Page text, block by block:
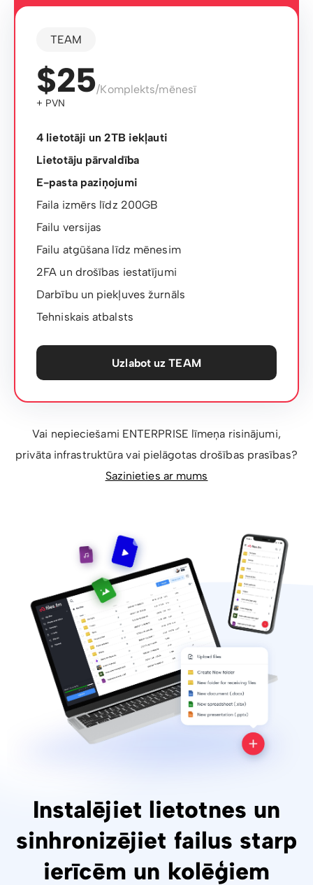
TEAM
$25/Komplekts/mēnesī
+ PVN
4 lietotāji un 2TB iekļauti
Lietotāju pārvaldība
E-pasta paziņojumi
Faila izmērs līdz 200GB
Failu versijas
Failu atgūšana līdz mēnesim
2FA un drošības iestatījumi
Darbību un piekļuves žurnāls
Tehniskais atbalsts
Uzlabot uz TEAM
Vai nepieciešami ENTERPRISE līmeņa risinājumi,
privāta infrastruktūra vai pielāgotas drošības prasības?
Sazinieties ar mums
Instalējiet lietotnes un
sinhronizējiet failus starp
ierīcēm un kolēģiem